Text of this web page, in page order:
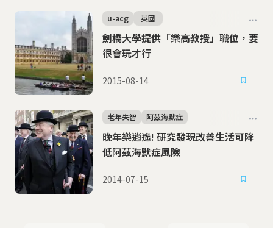
劍橋大學提供「樂高教授」職位，要
很會玩才行
u-acg 英國
2015-08-14
晚年樂逍遙! 研究發現改善生活可降
低阿茲海默症風險
老年失智 阿茲海默症
2014-07-15